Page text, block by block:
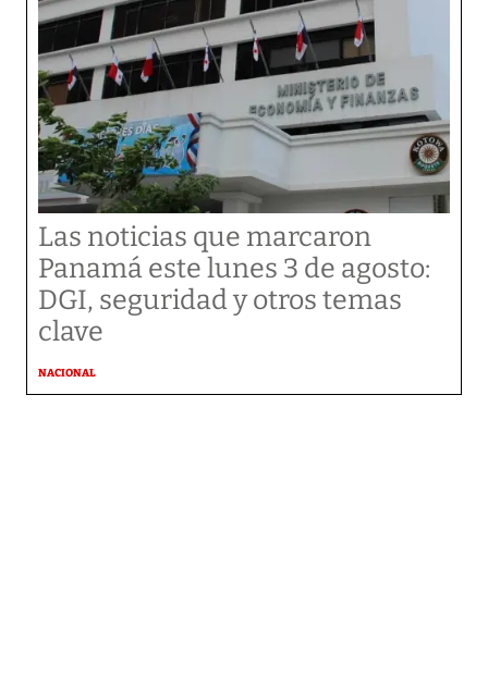
Las noticias que marcaron
Panamá este lunes 3 de agosto:
DGI, seguridad y otros temas
clave
NACIONAL